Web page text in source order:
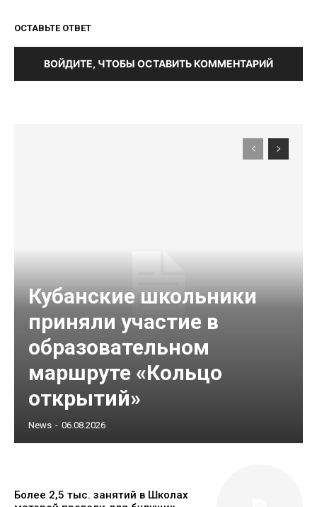
ОСТАВЬТЕ ОТВЕТ
ВОЙДИТЕ, ЧТОБЫ ОСТАВИТЬ КОММЕНТАРИЙ
Кубанские школьники
приняли участие в
образовательном
маршруте «Кольцо
открытий»
News - 06.08.2026
Более 2,5 тыс. занятий в Школах